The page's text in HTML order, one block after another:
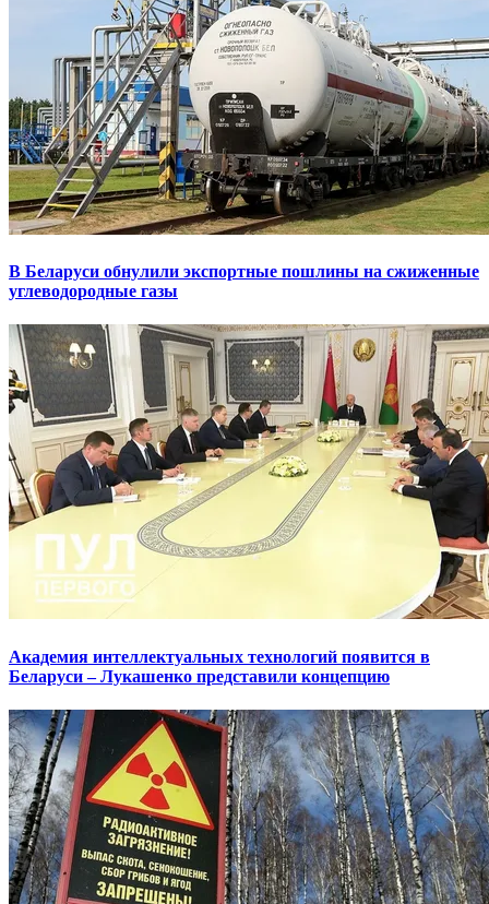
В Беларуси обнулили экспортные пошлины на сжиженные
углеводородные газы
Академия интеллектуальных технологий появится в
Беларуси – Лукашенко представили концепцию